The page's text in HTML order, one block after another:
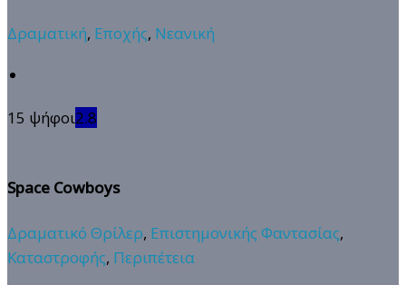
Δραματική, Εποχής, Νεανική
15 ψήφοι2.8
Space Cowboys
Δραματικό Θρίλερ, Επιστημονικής Φαντασίας,
Καταστροφής, Περιπέτεια